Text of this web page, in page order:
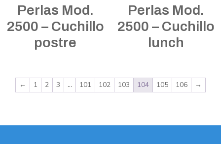
Perlas Mod.
2500 – Cuchillo
postre
Perlas Mod.
2500 – Cuchillo
lunch
← 1 2 3 … 101 102 103 104 105 106 →